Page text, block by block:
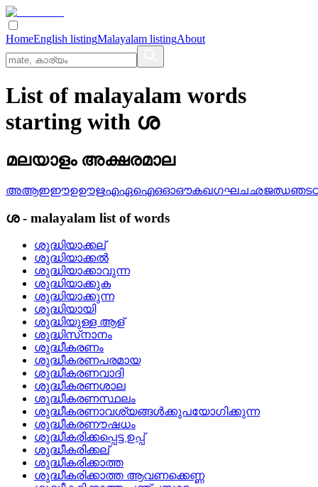
HomeEnglish listingMalayalam listingAbout
List of malayalam words
starting with ശ
മലയാളം അക്ഷരമാല
അആഇഈഉഊഋഎഏഐഒഓഔകഖഗഘചഛജഝഞട
ശ- malayalam list of words
ശുദ്ധിയാക്കല്
ശുദ്ധിയാക്കല്‍
ശുദ്ധിയാക്കാവുന്ന
ശുദ്ധിയാക്കുക
ശുദ്ധിയാക്കുന്ന
ശുദ്ധിയായി
ശുദ്ധിയുള്ള ആള്
ശുദ്ധിസ്‌നാനം
ശുദ്ധീകരണം
ശുദ്ധീകരണപരമായ
ശുദ്ധീകരണവാദി
ശുദ്ധീകരണശാല
ശുദ്ധീകരണസ്ഥലം
ശുദ്ധീകരണാവശ്യങ്ങള്‍ക്കുപയോഗിക്കുന്ന
ശുദ്ധീകരണൗഷധം
ശുദ്ധീകരിക്കപ്പെട്ട ഉപ്പ്
ശുദ്ധീകരിക്കല്
ശുദ്ധീകരിക്കാത്ത
ശുദ്ധീകരിക്കാത്ത ആവണക്കെണ്ണ